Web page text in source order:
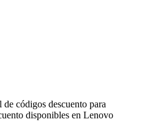
códigos descuento para
disponibles en Lenovo